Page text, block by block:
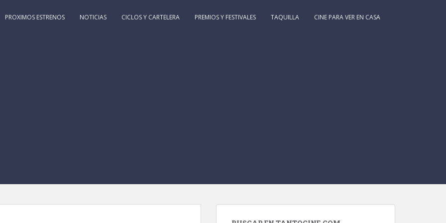
PROXIMOS ESTRENOS NOTICIAS CICLOS Y CARTELERA PREMIOS Y FESTIVALES TAQUILLA CINE PARA VER EN CASA